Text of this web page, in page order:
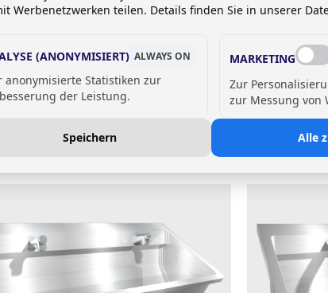
- Abfallbehälter
Werbenetzwerken teilen. Details finden Sie in unserer
(ANONYMISIERT) ALWAYS ON
anonymisierte Statistiken zur
der Leistung.
MARKETING
Zur
zur Messung von
Speichern Alle